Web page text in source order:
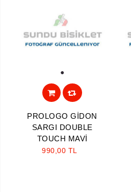
PROLOGO GİDON
SARGI DOUBLE
TOUCH MAVİ
990,00 TL